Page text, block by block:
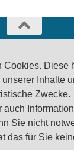
Cookies. Diese
Inhalte
Zwecke.
auch
Sie nicht
das für Sie
- 2007-
|Medienzentrum
und
Marken- und